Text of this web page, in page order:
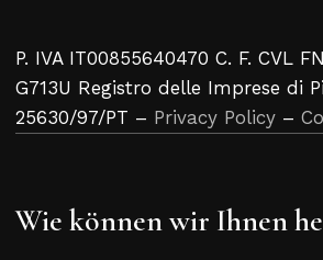
P. IVA IT00855640470 C. F. CVL
G713U Registro delle Imprese di
25630/97/PT – Privacy Policy –
Wie können wir Ihnen